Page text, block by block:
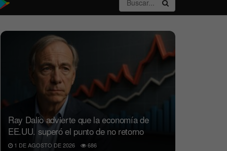
Ray Dalio advierte que la economía de
EE.UU. superó el punto de no retorno
1 DE AGOSTO DE 2026 686